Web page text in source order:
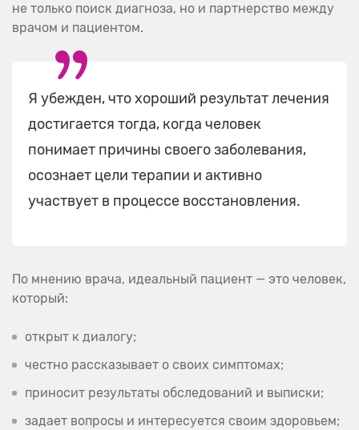
не только поиск диагноза, но и партнерство между
врачом и пациентом.
Я убежден, что хороший результат лечения
достигается тогда, когда человек
понимает причины своего заболевания,
осознает цели терапии и активно
участвует в процессе восстановления.
По мнению врача, идеальный пациент — это человек,
который:
открыт к диалогу;
честно рассказывает о своих симптомах;
приносит результаты обследований и выписки;
задает вопросы и интересуется своим здоровьем;